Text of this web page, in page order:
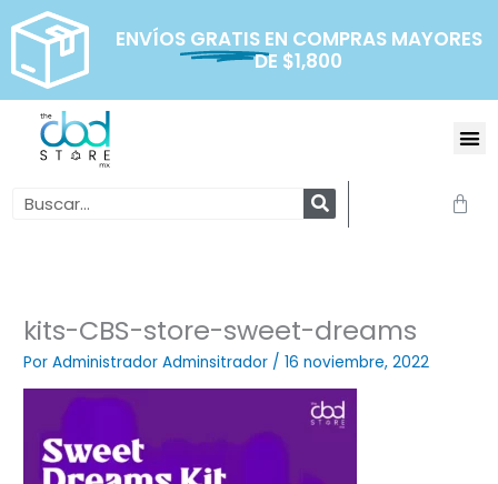
contenido
ENVÍOS GRATIS EN COMPRAS MAYORES
DE $1,800
Search
kits-CBS-store-sweet-dreams
PorAdministrador Adminsitrador /16 noviembre, 2022